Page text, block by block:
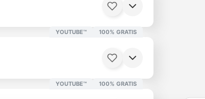
YOUTUBE™ 100% GRATIS
YOUTUBE™ 100% GRATIS